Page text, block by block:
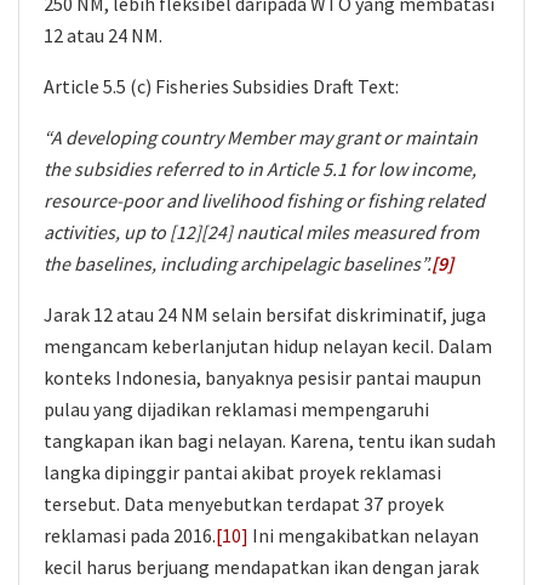
12 atau 24 NM.
Article 5.5 (c) Fisheries Subsidies Draft Text:
“A developing country Member may grant or maintain
the subsidies referred to in Article 5.1 for low income,
resource-poor and livelihood fishing or fishing related
activities, up to [12][24] nautical miles measured from
the baselines, including archipelagic baselines”.[9]
Jarak 12 atau 24 NM selain bersifat diskriminatif, juga
mengancam keberlanjutan hidup nelayan kecil. Dalam
konteks Indonesia, banyaknya pesisir pantai maupun
pulau yang dijadikan reklamasi mempengaruhi
tangkapan ikan bagi nelayan. Karena, tentu ikan sudah
langka dipinggir pantai akibat proyek reklamasi
tersebut. Data menyebutkan terdapat 37 proyek
reklamasi pada 2016.[10] Ini mengakibatkan nelayan
kecil harus berjuang mendapatkan ikan dengan jarak